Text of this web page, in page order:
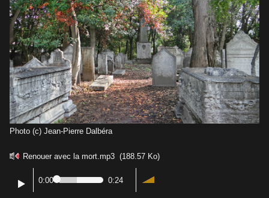
Photo (c) Jean-Pierre Dalbéra
Renouer avec la mort.mp3 (188.57 Ko)
0:00 0:24